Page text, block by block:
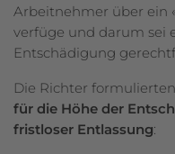
Arbeitnehmer über ein
verfüge und darum sei
Entschädigung
Die Richter
für die Höhe der
fristloser Entlassung: